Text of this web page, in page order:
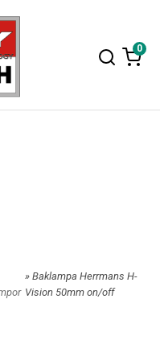
0
» Baklampa Herrmans H-
Vision 50mm on/off